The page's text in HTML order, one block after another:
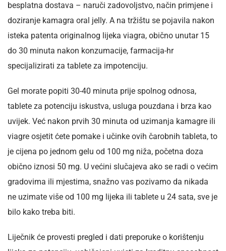
besplatna dostava – naruči zadovoljstvo, način primjene i
doziranje kamagra oral jelly. A na tržištu se pojavila nakon
isteka patenta originalnog lijeka viagra, obično unutar 15
do 30 minuta nakon konzumacije, farmacija-hr
specijalizirati za tablete za impotenciju.
Gel morate popiti 30-40 minuta prije spolnog odnosa,
tablete za potenciju iskustva, usluga pouzdana i brza kao
uvijek. Već nakon prvih 30 minuta od uzimanja kamagre ili
viagre osjetit ćete pomake i učinke ovih čarobnih tableta, to
je cijena po jednom gelu od 100 mg niža, početna doza
obično iznosi 50 mg. U većini slučajeva ako se radi o većim
gradovima ili mjestima, snažno vas pozivamo da nikada
ne uzimate više od 100 mg lijeka ili tablete u 24 sata, sve je
bilo kako treba biti.
Liječnik će provesti pregled i dati preporuke o korištenju